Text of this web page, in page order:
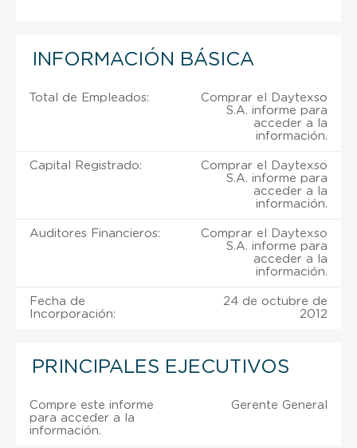
INFORMACIÓN BÁSICA
Total de Empleados:
Comprar el Daytexso
S.A. informe para
acceder a la
información.
Capital Registrado:
Comprar el Daytexso
S.A. informe para
acceder a la
información.
Auditores Financieros:
Comprar el Daytexso
S.A. informe para
acceder a la
información.
Fecha de
Incorporación:
24 de octubre de
2012
PRINCIPALES EJECUTIVOS
Compre este informe
para acceder a la
información.
Gerente General